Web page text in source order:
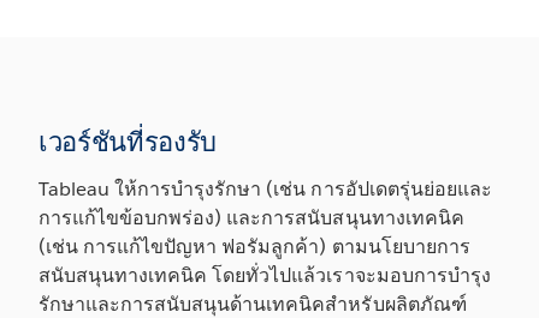
เวอร์ชันที่รองรับ
Tableau ให้การบำรุงรักษา (เช่น การอัปเดตรุ่นย่อยและ
การแก้ไขข้อบกพร่อง) และการสนับสนุนทางเทคนิค
(เช่น การแก้ไขปัญหา ฟอรัมลูกค้า) ตามนโยบายการ
สนับสนุนทางเทคนิค โดยทั่วไปแล้วเราจะมอบการบำรุง
รักษาและการสนับสนุนด้านเทคนิคสำหรับผลิตภัณฑ์